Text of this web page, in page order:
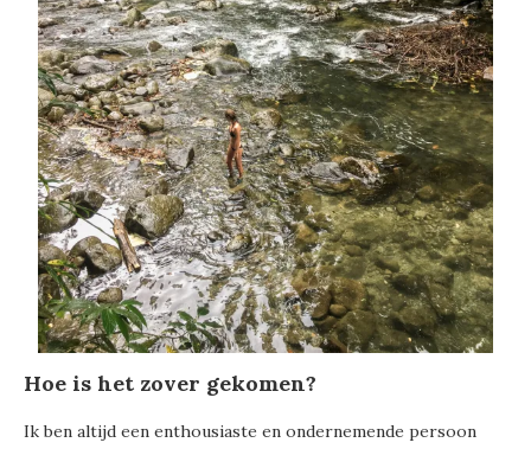
Hoe is het zover gekomen?
Ik ben altijd een enthousiaste en ondernemende persoon